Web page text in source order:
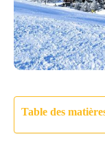
Table des